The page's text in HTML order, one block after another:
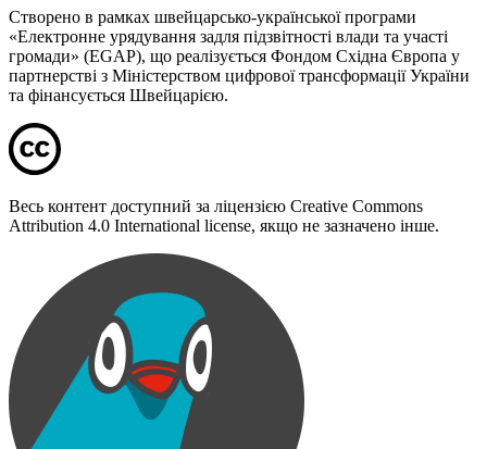
Створено в рамках швейцарсько-української програми
«Електронне урядування задля підзвітності влади та участі
громади» (EGAP), що реалізується Фондом Східна Європа у
партнерстві з Міністерством цифрової трансформації України
та фінансується Швейцарією.
Весь контент доступний за ліцензією Creative Commons
Attribution 4.0 International license, якщо не зазначено інше.